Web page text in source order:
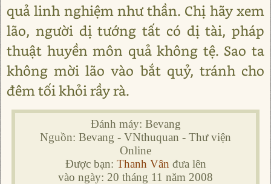
quả linh nghiệm như thần. Chị hãy xem
lão, người dị tướng tất có dị tài, pháp
thuật huyền môn quả không tệ. Sao ta
không mời lão vào bắt quỷ, tránh cho
đêm tối khỏi rầy rà.
Đánh máy: Bevang
Nguồn: Bevang - VNthuquan - Thư viện
Online
Được bạn: Thanh Vân đưa lên
vào ngày: 20 tháng 11 năm 2008